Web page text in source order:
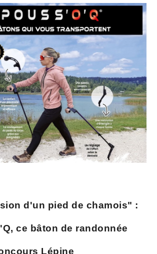
d'un pied de chamois" :
ce bâton de randonnée
Lépine